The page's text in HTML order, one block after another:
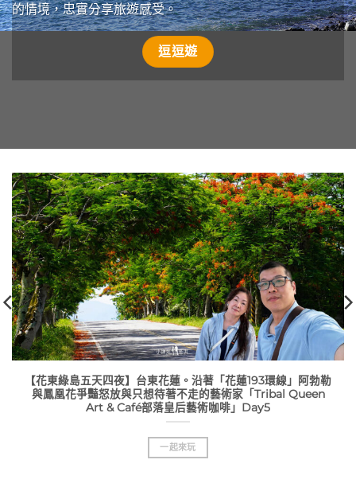
的情境，忠實分享旅遊感受。
逗逗遊
【花東綠島五天四夜】台東花蓮。沿著「花蓮193環線」阿勃勒
與鳳凰花爭豔怒放與只想待著不走的藝術家「Tribal Queen
Art & Café部落皇后藝術咖啡」Day5
一起來玩